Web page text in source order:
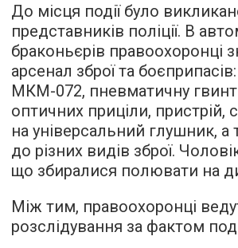
До місця події було
представників поліції. В
браконьєрів правоохоронці
арсенал зброї та
МКМ-072, пневматичну
оптичних приціли, пристрій,
на універсальний глушник, а
до різних видів зброї.
що збиралися полювати на
Між тим, правоохоронці
розслідування за фактом